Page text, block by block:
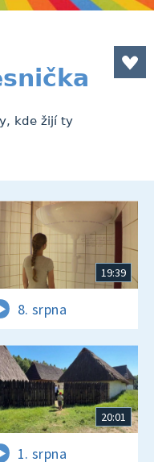
kde žijí ty
19:39
8. srpna
20:01
1. srpna